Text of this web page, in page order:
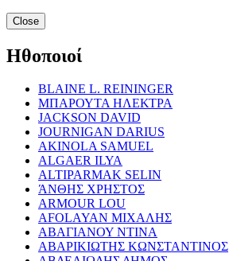
Close
Ηθοποιοί
BLAINE L. REININGER
ΜΠΑΡΟΥΤΑ ΗΛΕΚΤΡΑ
JACKSON DAVID
JOURNIGAN DARIUS
AKINOLA SAMUEL
ALGAER ILYA
ALTIPARMAK SELIN
ΆΝΘΗΣ ΧΡΗΣΤΟΣ
ARMOUR LOU
AFOLAYAN ΜΙΧΑΛΗΣ
ΑΒΑΓΙΑΝΟΥ ΝΤΙΝΑ
ΑΒΑΡΙΚΙΩΤΗΣ ΚΩΝΣΤΑΝΤΙΝΟΣ